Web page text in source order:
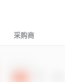
采购商